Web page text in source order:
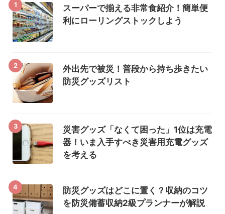
1
スーパーで揃える非常食紹介！簡単便
利にローリングストックしよう
2
外出先で被災！普段から持ち歩きたい
防災グッズリスト
3
災害グッズ「なくて困った」1位は充電
器！いま入手すべき災害用充電グッズ
を考える
4
防災グッズはどこに置く？収納のコツ
を防災備蓄収納2級プランナーが解説